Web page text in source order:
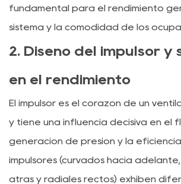
fundamental para el rendimiento
sistema y la comodidad de los
2. Diseño del impulsor y
en el rendimiento
El impulsor es el corazón de un
y tiene una influencia decisiva en el
generación de presión y la
impulsores (curvados hacia
atrás y radiales rectos) exhiben